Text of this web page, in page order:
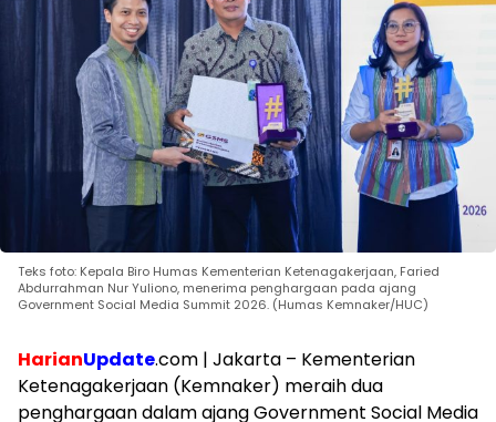
Teks foto: Kepala Biro Humas Kementerian Ketenagakerjaan, Faried
Abdurrahman Nur Yuliono, menerima penghargaan pada ajang
Government Social Media Summit 2026. (Humas Kemnaker/HUC)
HarianUpdate.com | Jakarta – Kementerian
Ketenagakerjaan (Kemnaker) meraih dua
penghargaan dalam ajang Government Social Media